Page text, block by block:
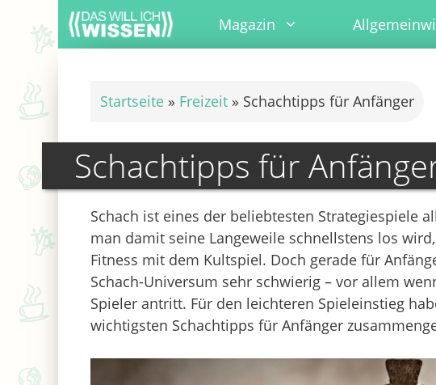
Inhalt
springen
Magazin
Startseite » Freizeit » Schachtipps für Anfänger
Schachtipps für
Schach ist eines der beliebtesten Strategiespiele
man damit seine Langeweile schnellstens los
Fitness mit dem Kultspiel. Doch gerade für
Schach-Universum sehr schwierig – vor allem
Spieler antritt. Für den leichteren Spieleinstieg
wichtigsten Schachtipps für Anfänger